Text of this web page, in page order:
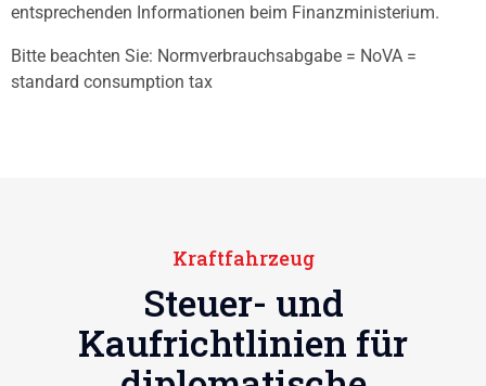
entsprechenden Informationen beim Finanzministerium.
Bitte beachten Sie: Normverbrauchsabgabe = NoVA =
standard consumption tax
Kraftfahrzeug
Steuer- und
Kaufrichtlinien für